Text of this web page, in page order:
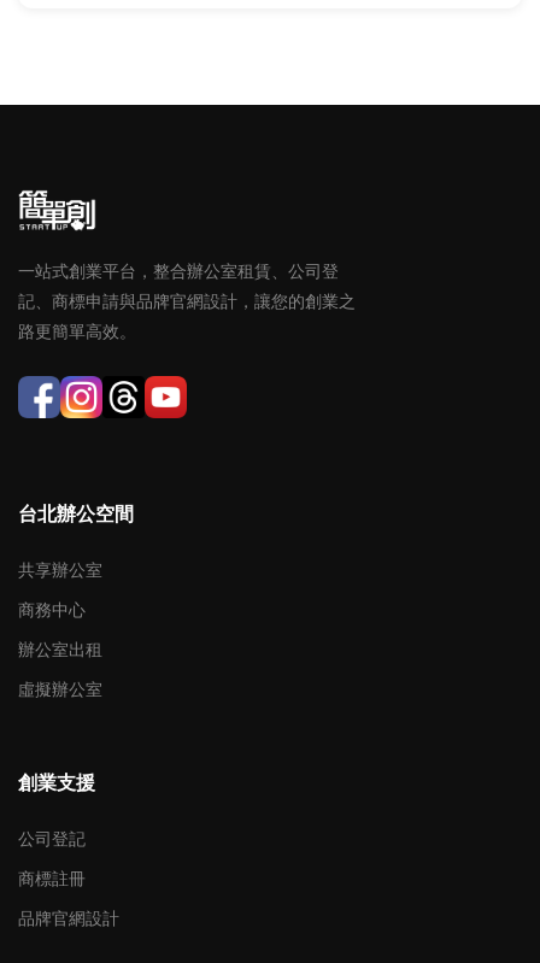
一站式創業平台，整合辦公室租賃、公司登
記、商標申請與品牌官網設計，讓您的創業之
路更簡單高效。
台北辦公空間
共享辦公室
商務中心
辦公室出租
虛擬辦公室
創業支援
公司登記
商標註冊
品牌官網設計